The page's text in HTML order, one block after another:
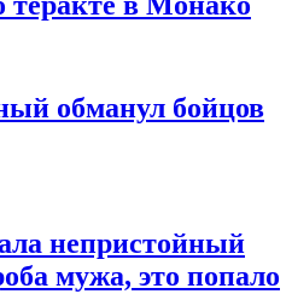
обманул бойцов
непристойный
мужа, это попало